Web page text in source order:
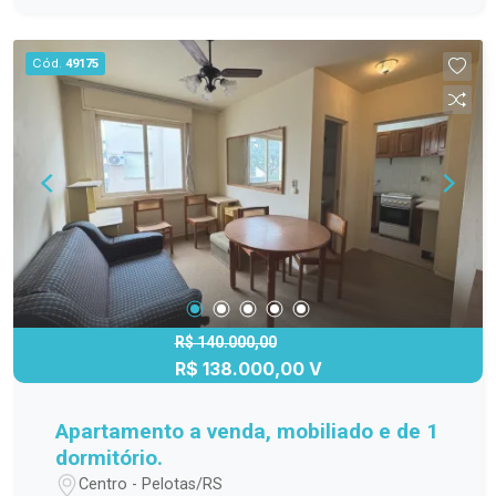
oferecendo conforto e privacidade Banheiro
social Sala de estar ampla e bem iluminada Sala
de jantar integrada, ideal para receber familiares
e amigos Copa funcional Cozinha Área de serviço
independente Dependência completa, com
múltiplas possibilidades de uso A localização é
um grande diferencial, estando próxima ao
calçadão, supermercados, bancos, escolas e a
todo o comércio central, facilitando a rotina e
dispensando o uso constante de veículo. Uma
excelente opção para quem busca espaço,
conforto e localização estratégica no endereço
Cód. 49175
R$ 140.000,00
R$ 138.000,00 V
Apartamento a venda, mobiliado e de 1
dormitório.
Centro - Pelotas/RS